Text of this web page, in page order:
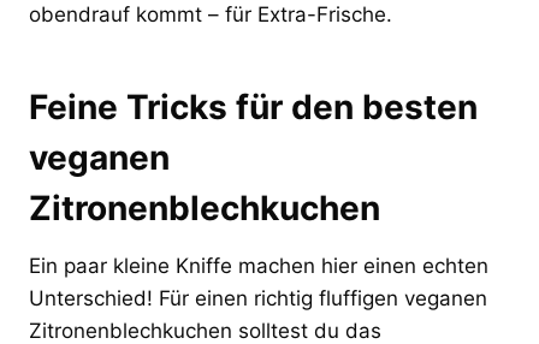
obendrauf kommt – für Extra-Frische.
Feine Tricks für den besten
veganen
Zitronenblechkuchen
Ein paar kleine Kniffe machen hier einen echten
Unterschied! Für einen richtig fluffigen veganen
Zitronenblechkuchen solltest du das